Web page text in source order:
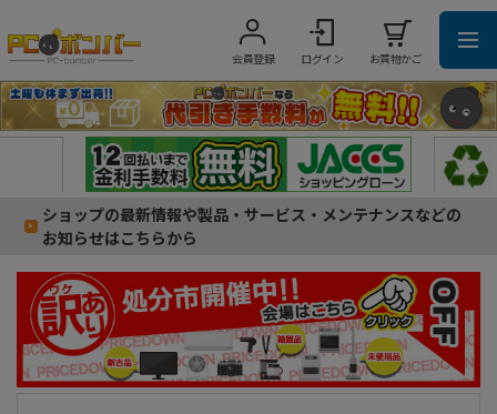
会員登録 ログイン お買物かご
ショップの最新情報や製品・サービス・メンテナンスなどの
お知らせはこちらから